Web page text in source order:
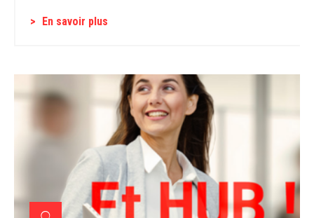
En savoir plus